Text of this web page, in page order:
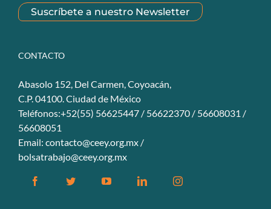
Suscríbete a nuestro Newsletter
CONTACTO
Abasolo 152, Del Carmen, Coyoacán,
C.P. 04100. Ciudad de México
Teléfonos:+52(55) 56625447 / 56622370 / 56608031 /
56608051
Email: contacto@ceey.org.mx /
bolsatrabajo@ceey.org.mx
FacebookTwitter YouTubeLinkedinInstagram